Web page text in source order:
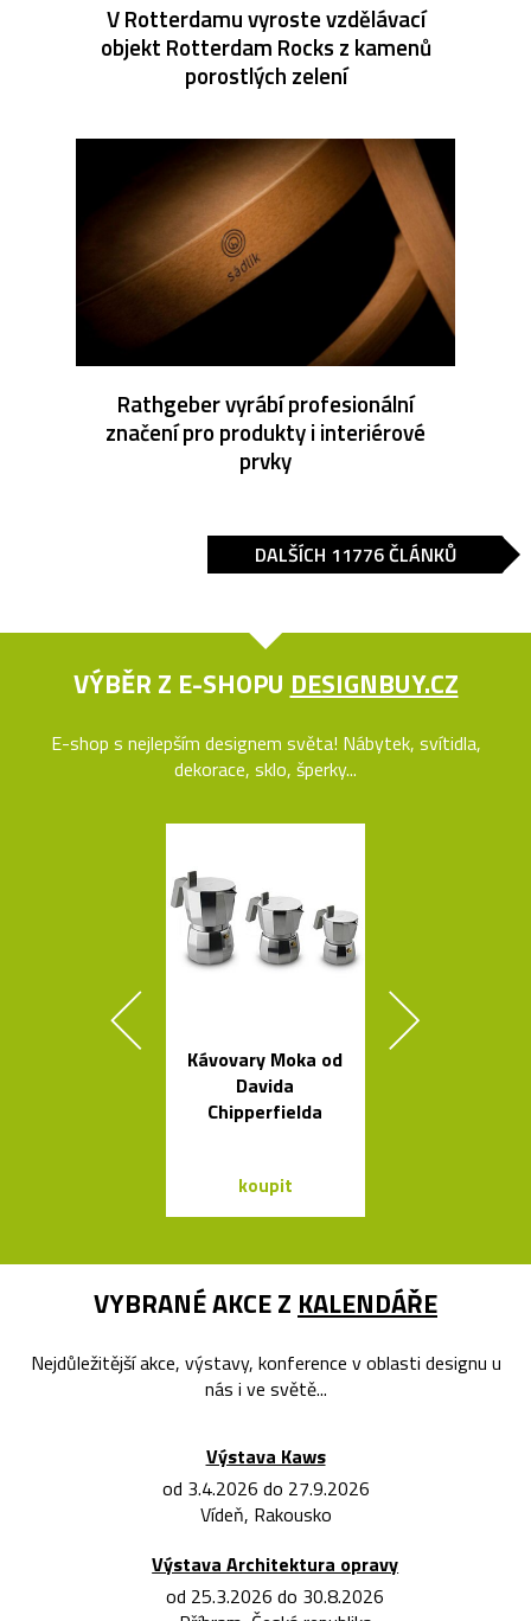
V Rotterdamu vyroste vzdělávací
objekt Rotterdam Rocks z kamenů
porostlých zelení
Rathgeber vyrábí profesionální
značení pro produkty i interiérové
prvky
DALŠÍCH 11776 ČLÁNKŮ
VÝBĚR Z E-SHOPU DESIGNBUY.CZ
E-shop s nejlepším designem světa! Nábytek, svítidla,
dekorace, sklo, šperky...
Kávovary Moka od
Davida
Chipperfielda
koupit
VYBRANÉ AKCE Z KALENDÁŘE
Nejdůležitější akce, výstavy, konference v oblasti designu u
nás i ve světě...
Výstava Kaws
od 3.4.2026 do 27.9.2026
Vídeň, Rakousko
Výstava Architektura opravy
od 25.3.2026 do 30.8.2026